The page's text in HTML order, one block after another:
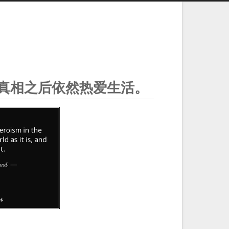
相之后依然热爱生活。